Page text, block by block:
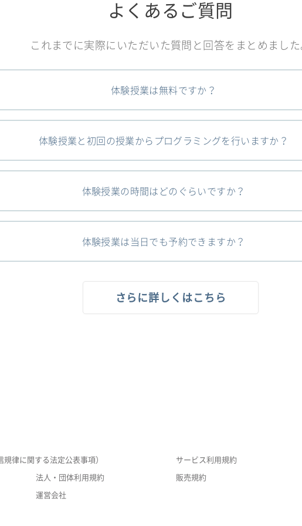
よくあるご質問
これまでに実際にいただいた質問と回答をまとめまし
体験授業は無料ですか？
体験授業と初回の授業からプログラミングを行いますか？
体験授業の時間はどのぐらいですか？
体験授業は当日でも予約できますか？
さらに詳しくはこちら
律に関する法定公表事項） サービス利用規約
法人・団体利用規約 販売規約
運営会社